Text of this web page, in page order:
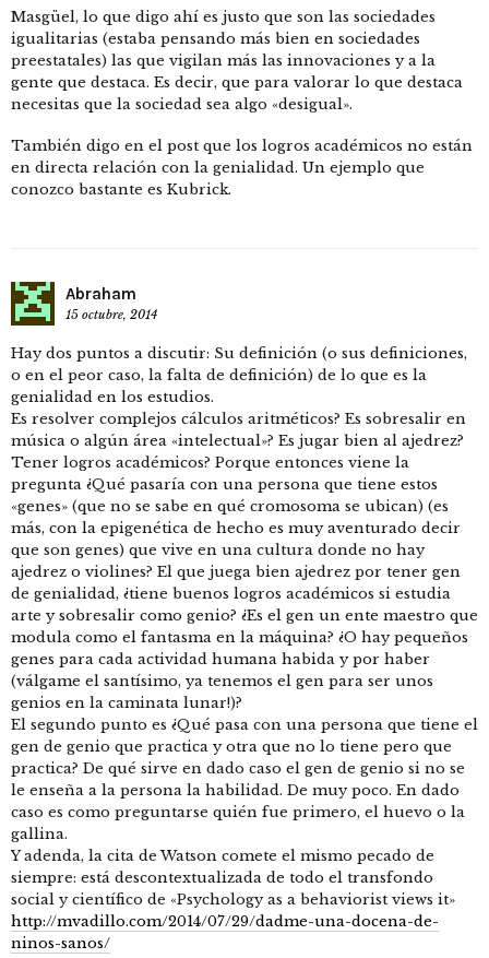
Masgüel, lo que digo ahí es justo que son las sociedades
igualitarias (estaba pensando más bien en sociedades
preestatales) las que vigilan más las innovaciones y a la
gente que destaca. Es decir, que para valorar lo que destaca
necesitas que la sociedad sea algo «desigual».
También digo en el post que los logros académicos no están
en directa relación con la genialidad. Un ejemplo que
conozco bastante es Kubrick.
Abraham
15 octubre, 2014
Hay dos puntos a discutir: Su definición (o sus definiciones,
o en el peor caso, la falta de definición) de lo que es la
genialidad en los estudios.
Es resolver complejos cálculos aritméticos? Es sobresalir en
música o algún área «intelectual»? Es jugar bien al ajedrez?
Tener logros académicos? Porque entonces viene la
pregunta ¿Qué pasaría con una persona que tiene estos
«genes» (que no se sabe en qué cromosoma se ubican) (es
más, con la epigenética de hecho es muy aventurado decir
que son genes) que vive en una cultura donde no hay
ajedrez o violines? El que juega bien ajedrez por tener gen
de genialidad, ¿tiene buenos logros académicos si estudia
arte y sobresalir como genio? ¿Es el gen un ente maestro que
modula como el fantasma en la máquina? ¿O hay pequeños
genes para cada actividad humana habida y por haber
(válgame el santísimo, ya tenemos el gen para ser unos
genios en la caminata lunar!)?
El segundo punto es ¿Qué pasa con una persona que tiene el
gen de genio que practica y otra que no lo tiene pero que
practica? De qué sirve en dado caso el gen de genio si no se
le enseña a la persona la habilidad. De muy poco. En dado
caso es como preguntarse quién fue primero, el huevo o la
gallina.
Y adenda, la cita de Watson comete el mismo pecado de
siempre: está descontextualizada de todo el transfondo
social y científico de «Psychology as a behaviorist views it»
http://mvadillo.com/2014/07/29/dadme-una-docena-de-
ninos-sanos/